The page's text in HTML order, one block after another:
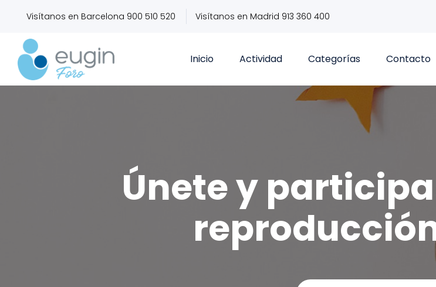
Visítanos en Barcelona 900 510 520 Visítanos en Madrid 913 360 400
Inicio Actividad Categorías Contacto
Únete y